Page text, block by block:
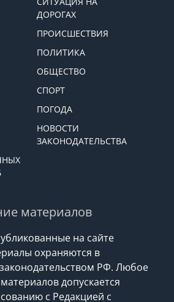
ДОРОГАХ
ПРОИСШЕСТВИЯ
ПОЛИТИКА
ОБЩЕСТВО
СПОРТ
ПОГОДА
НОВОСТИ
ЗАКОНОДАТЕЛЬСТВА
материалов
на сайте
охраняются в
РФ. Любое
допускается
с Редакцией с